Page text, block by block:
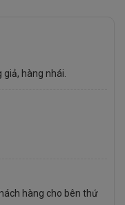
hàng nhái.
hàng cho bên thứ